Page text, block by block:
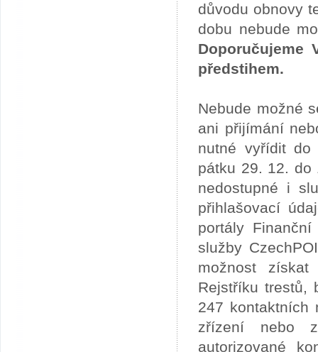
důvodu obnovy
dobu nebude
Doporučujeme
předstihem.
Nebude možné
ani přijímání
nutné vyřídit do
pátku 29. 12. do
nedostupné i
přihlašovací
portály
služby
možnost
Rejstříku trestů,
247 kontaktních
zřízení nebo
autorizované